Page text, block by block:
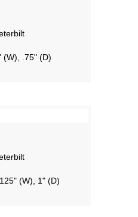
(W), .75" (D)
(W), 1" (D)